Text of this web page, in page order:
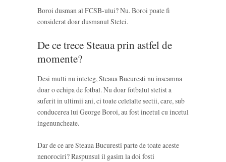
Boroi dusman al FCSB-ului? Nu. Boroi poate fi
considerat doar dusmanul Stelei.
De ce trece Steaua prin astfel de
momente?
Desi multi nu inteleg, Steaua Bucuresti nu inseamna
doar o echipa de fotbal. Nu doar fotbalul stelist a
suferit in ultimii ani, ci toate celelalte sectii, care, sub
conducerea lui George Boroi, au fost incetul cu incetul
ingenuncheate.
Dar de ce are Steaua Bucuresti parte de toate aceste
nenorociri? Raspunsul il gasim la doi fosti